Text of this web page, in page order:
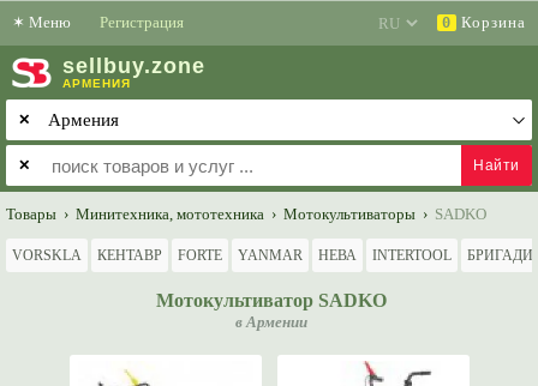
✶ Меню Регистрация 0 Корзина
sell buy.zone
АРМЕНИЯ
✕
✕
Товары › Минитехника, мототехника › Мотокультиваторы › SADKO
VORSKLA КЕНТАВР FORTE YANMAR НЕВА INTERTOOL
Мотокультиватор SADKO
в Армении